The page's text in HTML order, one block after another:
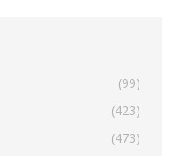
(99)
(423)
(473)